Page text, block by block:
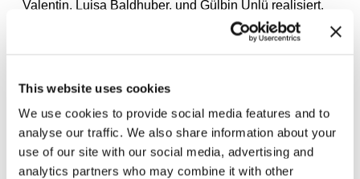
This website uses cookies
We use cookies to provide social media features and to
analyse our traffic. We also share information about your
use of our site with our social media, advertising and
analytics partners who may combine it with other
Valentin, Luisa Baldhuber, und Gülbin Ünlü realisiert.
Das Auftragsprojekt von Maria VMier wird großzügig
unterstützt von Sabine und Thomas Bachmaier.